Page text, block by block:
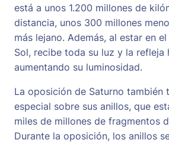
está a unos 1.200 millones de
distancia, unos 300 millones
más lejano. Además, al estar en
Sol, recibe toda su luz y la refleja
aumentando su luminosidad.
La oposición de Saturno también
especial sobre sus anillos, que
miles de millones de fragmentos
Durante la oposición, los anillos